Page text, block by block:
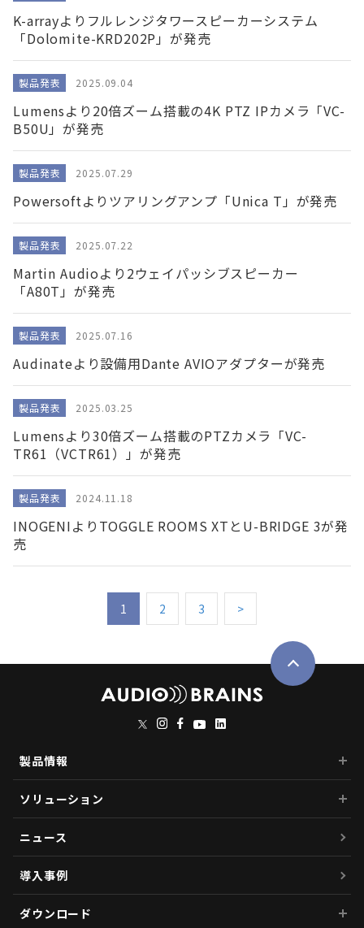
K-arrayよりフルレンジタワースピーカーシステム
「Dolomite-KRD202P」が発売
製品発表 2025.09.04
Lumensより20倍ズーム搭載の4K PTZ IPカメラ「VC-
B50U」が発売
製品発表 2025.07.29
Powersoftよりツアリングアンプ「Unica T」が発売
製品発表 2025.07.22
Martin Audioより2ウェイパッシブスピーカー
「A80T」が発売
製品発表 2025.07.16
Audinateより設備用Dante AVIOアダプターが発売
製品発表 2025.03.25
Lumensより30倍ズーム搭載のPTZカメラ「VC-
TR61（VCTR61）」が発売
製品発表 2024.11.18
INOGENIよりTOGGLE ROOMS XTとU-BRIDGE 3が発
売
1 2 3 >
製品情報
ソリューション
ニュース
導入事例
ダウンロード